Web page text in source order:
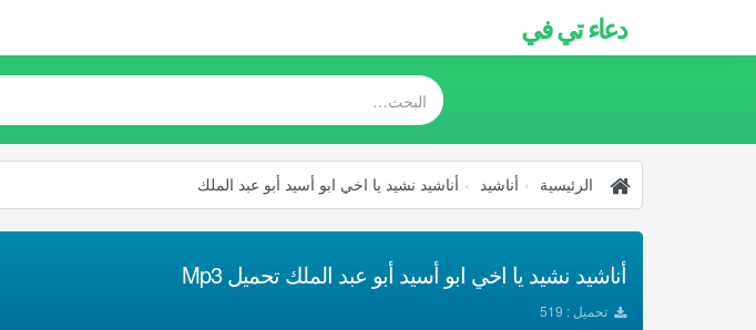
دعاء تي في
الرئيسية أناشيد أناشيد نشيد يا اخي ابو أسيد أبو عبد الملك
أناشيد نشيد يا اخي ابو أسيد أبو عبد الملك تحميل Mp3
تحميل : 519